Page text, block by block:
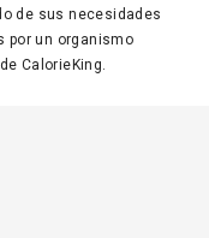
de sus necesidades
por un organismo
CalorieKing.